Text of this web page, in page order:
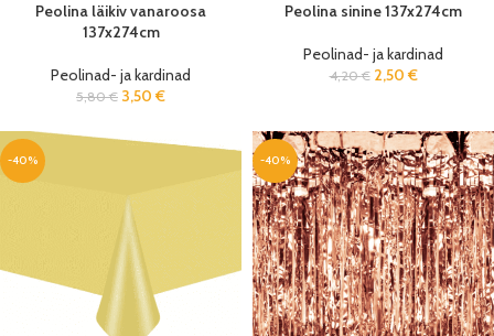
Peolina läikiv vanaroosa
137x274cm
Peolinad- ja kardinad
5,80€ 3,50 €
Peolina sinine 137x274cm
Peolinad- ja kardinad
4,20€ 2,50 €
-40% -40%